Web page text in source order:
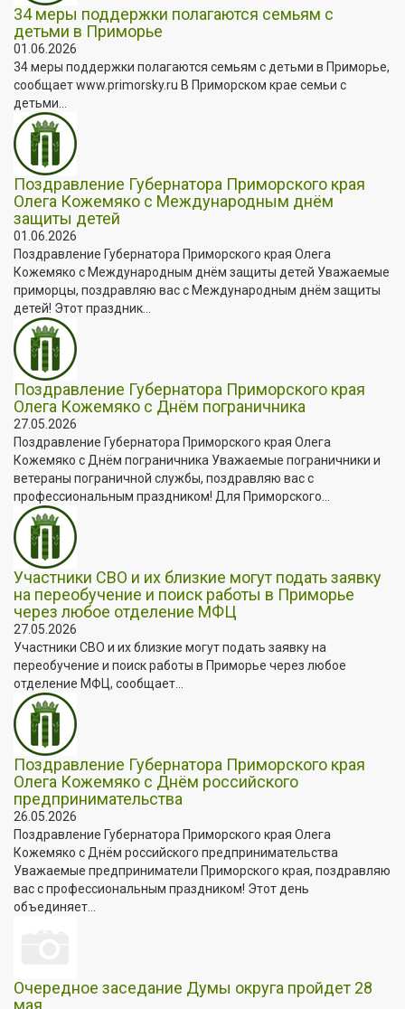
34 меры поддержки полагаются семьям с
детьми в Приморье
01.06.2026
34 меры поддержки полагаются семьям с детьми в Приморье,
сообщает www.primorsky.ru В Приморском крае семьи с
детьми...
Поздравление Губернатора Приморского края
Олега Кожемяко с Международным днём
защиты детей
01.06.2026
Поздравление Губернатора Приморского края Олега
Кожемяко с Международным днём защиты детей Уважаемые
приморцы, поздравляю вас с Международным днём защиты
детей! Этот праздник...
Поздравление Губернатора Приморского края
Олега Кожемяко с Днём пограничника
27.05.2026
Поздравление Губернатора Приморского края Олега
Кожемяко с Днём пограничника Уважаемые пограничники и
ветераны пограничной службы, поздравляю вас с
профессиональным праздником! Для Приморского...
Участники СВО и их близкие могут подать заявку
на переобучение и поиск работы в Приморье
через любое отделение МФЦ
27.05.2026
Участники СВО и их близкие могут подать заявку на
переобучение и поиск работы в Приморье через любое
отделение МФЦ, сообщает...
Поздравление Губернатора Приморского края
Олега Кожемяко с Днём российского
предпринимательства
26.05.2026
Поздравление Губернатора Приморского края Олега
Кожемяко с Днём российского предпринимательства
Уважаемые предприниматели Приморского края, поздравляю
вас с профессиональным праздником! Этот день
объединяет...
Очередное заседание Думы округа пройдет 28
мая